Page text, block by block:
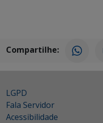
Compartilhe:
LGPD
Fala Servidor
Acessibilidade